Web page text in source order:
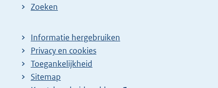
Zoeken
Informatie hergebruiken
Privacy en cookies
Toegankelijkheid
Sitemap